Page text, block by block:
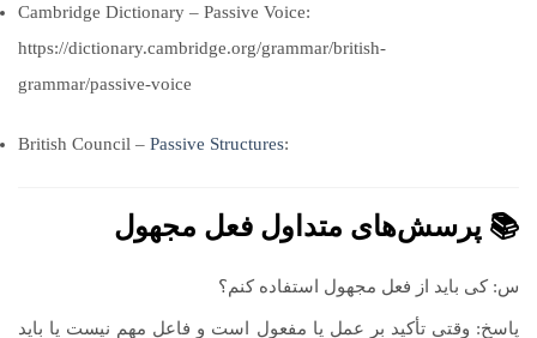
Cambridge Dictionary – Passive Voice:
https://dictionary.cambridge.org/grammar/british-
grammar/passive-voice
British Council – Passive Structures:
📚 پرسش‌های متداول فعل مجهول
س: کی باید از فعل مجهول استفاده کنم؟
پاسخ: وقتی تأکید بر عمل یا مفعول است و فاعل مهم نیست یا باید